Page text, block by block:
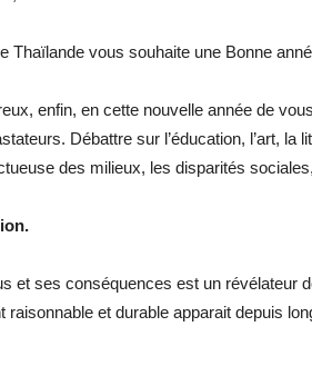
Thaïlande vous souhaite une Bonne
enfin, en cette nouvelle année de
Débattre sur l’éducation, l’art, la
des milieux, les disparités
et ses conséquences est un révélateur
raisonnable et durable apparait depuis